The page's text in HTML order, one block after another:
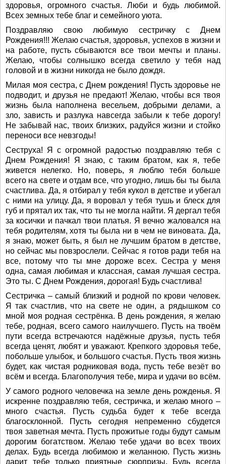
здоровья, огромного счастья. Люби и будь любимой.
Всех земных тебе благ и семейного уюта.
Поздравляю свою любимую сестричку с Днем
Рождения!!! Желаю счастья, здоровья, успехов в жизни и
на работе, пусть сбываются все твои мечты и планы.
Желаю, чтобы солнышко всегда светило у тебя над
головой и в жизни никогда не было дождя.
Милая моя сестра, с Днем рождения! Пусть здоровье не
подводит, и друзья не предают! Желаю, чтобы вся твоя
жизнь была наполнена весельем, добрыми делами, а
зло, зависть и разлука навсегда забыли к тебе дорогу!
Не забывай нас, твоих близких, радуйся жизни и стойко
переноси все невзгоды!
Сеструха! Я с огромной радостью поздравляю тебя с
Днем Рождения! Я знаю, с таким братом, как я, тебе
живется нелегко. Но, поверь, я люблю тебя больше
всего на свете и отдам все, что угодно, лишь бы ты была
счастлива. Да, я отбирал у тебя кукол в детстве и убегал
с ними на улицу. Да, я воровал у тебя тушь и блеск для
губ и прятал их так, что ты не могла найти. Я дергал тебя
за косички и пачкал твои платья. Я вечно жаловался на
тебя родителям, хотя ты была ни в чем не виновата. Да,
я знаю, может быть, я был не лучшим братом в детстве,
но сейчас мы повзрослели. Сейчас я готов ради тебя на
все, потому что ты мне дороже всех. Сестра у меня
одна, самая любимая и классная, самая лучшая сестра.
Это ты. С Днем Рождения, дорогая! Будь счастлива!
Сестричка – самый близкий и родной по крови человек.
Я так счастлив, что на свете не один, а рядышком со
мной моя родная сестрёнка. В день рождения, я желаю
тебе, родная, всего самого наилучшего. Пусть на твоём
пути всегда встречаются надёжные друзья, пусть тебя
всегда ценят, любят и уважают. Крепкого здоровья тебе,
побольше улыбок, и большого счастья. Пусть твоя жизнь
будет, как чистая родниковая вода, пусть тебе везёт во
всём и всегда. Благополучия тебе, мира и удачи во всём.
У самого родного человечка на земле день рожденья. Я
искренне поздравляю тебя, сестричка, и желаю много –
много счастья. Пусть судьба будет к тебе всегда
благосклонной. Пусть сегодня непременно сбудется
твоя заветная мечта. Пусть прожитые годы будут самым
дорогим богатством. Желаю тебе удачи во всех твоих
делах. Будь всегда любимою и желанною. Пусть жизнь
дарит тебе только приятные сюрпризы. Будь всегда